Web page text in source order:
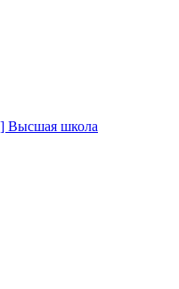
Высшая школа